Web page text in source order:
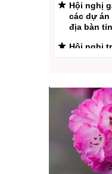
Hội nghị
các dự án
địa bàn
Hội nghị
Trường
Đại học
- 2030
Phó Chủ
kiểm tra
Tiểu học
Tuyến